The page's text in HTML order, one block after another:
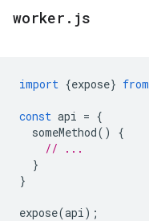
worker . js
import {expose} from
const api = {
someMethod()
{
// ...
}
}
expose(api);